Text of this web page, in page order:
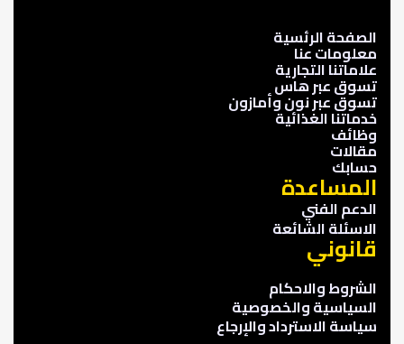
الصفحة الرئسية
معلومات عنا
علاماتنا التجارية
تسوق عبر هاس
تسوق عبر نون وأمازون
خدماتنا الغذائية
وظائف
مقالات
حسابك
المساعدة
الدعم الفني
الاسئلة الشائعة
قانوني
الشروط والاحكام
السياسية والخصوصية
سياسة الاسترداد والإرجاع